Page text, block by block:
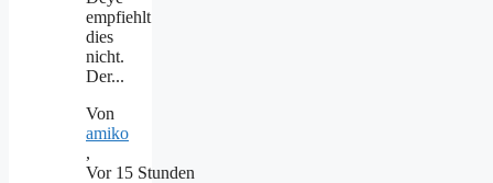
empfiehlt
dies
nicht.
Der...
Von
amiko
,
Vor 15 Stunden